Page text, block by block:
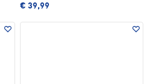
€ 39,99